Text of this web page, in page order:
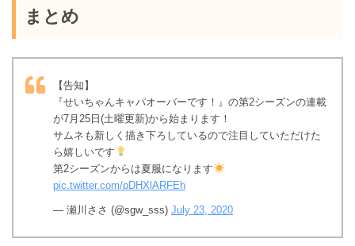
まとめ
【告知】
『せいちゃんキャパオーバーです！』の第2シーズンの連載
が7月25日(土曜更新)から始まります！
サムネも新しく描き下ろしているので注目していただけた
ら嬉しいです
第2シーズンからは夏服になります
pic.twitter.com/pDHXlARFEh
— 瀬川ささ (@sgw_sss) July 23, 2020